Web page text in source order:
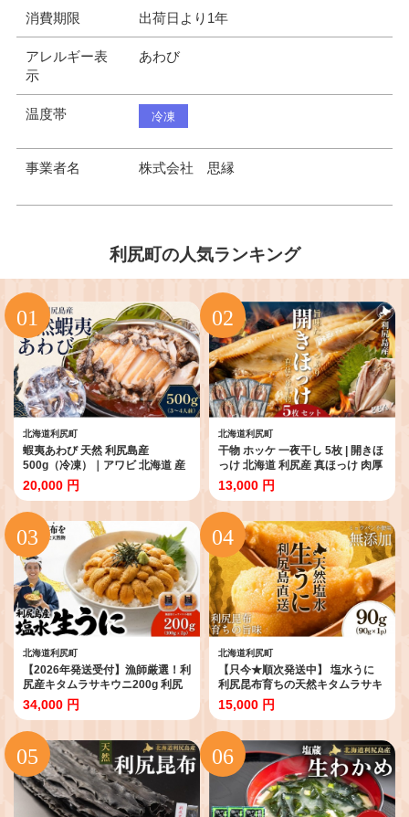
消費期限 出荷日より1年
アレルギー表
示
あわび
温度帯 冷凍
事業者名 株式会社 思縁
利尻町の人気ランキング
北海道利尻町
蝦夷あわび 天然 利尻島産
500g（冷凍）｜アワビ 北海道 産
地直送 海鮮 刺身 天然 鮑 生食 蝦
夷鮑 [1060004]
20,000 円
北海道利尻町
干物 ホッケ 一夜干し 5枚 | 開きほ
っけ 北海道 利尻産 真ほっけ 肉厚
無添加 約1.7kg前後 ひもの 冷凍
ギフト 焼き魚 約10食分
[1060005]
13,000 円
北海道利尻町
【2026年発送受付】漁師厳選！利
尻産キタムラサキウニ200g 利尻
昆布育ちのウニ100g×2p【2026
年6～8月発送分】｜北海道 天然
朝獲れ 塩水ウニ 無添加 ミョウバ
ン不使用 [1060088]
34,000 円
北海道利尻町
【只今★順次発送中】 塩水うに
利尻昆布育ちの天然キタムラサキ
ウニ 90g (90g×1p)｜北海道 朝獲
れ 無添加 ミョウバン不使用
[1110003]
15,000 円